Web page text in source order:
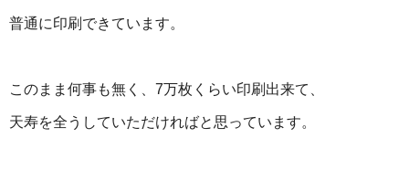
普通に印刷できています。
このまま何事も無く、7万枚くらい印刷出来て、
天寿を全うしていただければと思っています。